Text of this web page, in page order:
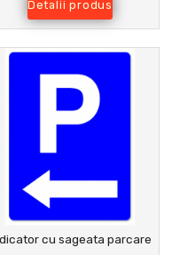
Detalii produs
cu sageata parcare